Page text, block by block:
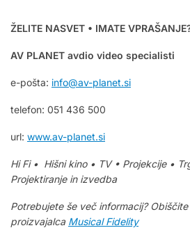
ŽELITE NASVET • IMATE
AV PLANET avdio video specialisti
e-pošta: info@av-planet.si
telefon: 051 436 500
url: www.av-planet.si
Hi Fi • Hišni kino • TV • Projekcije •
Projektiranje in izvedba
Potrebujete še več informacij?
proizvajalca Musical Fidelity